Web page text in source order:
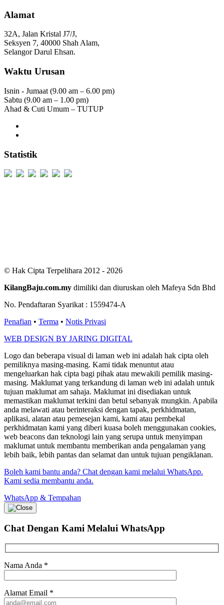
Alamat
32A, Jalan Kristal J7/J,
Seksyen 7, 40000 Shah Alam,
Selangor Darul Ehsan.
Waktu Urusan
Isnin - Jumaat (9.00 am – 6.00 pm)
Sabtu (9.00 am – 1.00 pm)
Ahad & Cuti Umum – TUTUP
Statistik
© Hak Cipta Terpelihara 2012 - 2026
KilangBaju.com.my dimiliki dan diuruskan oleh Mafeya Sdn Bhd
No. Pendaftaran Syarikat : 1559474-A
Penafian • Terma • Notis Privasi
WEB DESIGN BY JARING DIGITAL
Logo dan beberapa visual di laman web ini adalah hak cipta oleh
pemiliknya masing-masing. Kami tidak menuntut atau
mengeluarkan hak cipta bagi pihak atau mewakili pemilik masing-
masing. Maklumat yang terkandung di laman web ini adalah untuk
tujuan maklumat am sahaja. Maklumat ini disediakan untuk
memastikan maklumat terkini dan betul sebanyak mungkin. Apabila
anda melawati atau berinteraksi dengan tapak, perkhidmatan,
aplikasi, alatan atau pemesejan kami, kami atau pembekal
perkhidmatan kami yang diberi kuasa boleh menggunakan cookies,
web beacons dan teknologi lain yang serupa untuk menyimpan
maklumat untuk membantu memberikan anda pengalaman yang
lebih baik, lebih pantas dan selamat dan untuk tujuan pengiklanan.
Boleh kami bantu anda? Chat dengan kami melalui WhatsApp.
Kami sedia membantu anda.
WhatsApp & Tempahan
Chat Dengan Kami Melalui WhatsApp
Nama Anda *
Alamat Email *